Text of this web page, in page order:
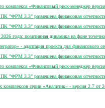
комплекса «Финансовый риск-менеджер
"ФРМ 3.3" размещена финансовая
"ФРМ 3.3" размещена финансовая
года: позитивная динамика на фоне
- адаптация проекта для финансового
"ФРМ 3.3" размещена финансовая
комплекса «Финансовый риск-менеджер
"ФРМ 3.3" размещена финансовая
серии «Аналитик» - версия 2.7 от